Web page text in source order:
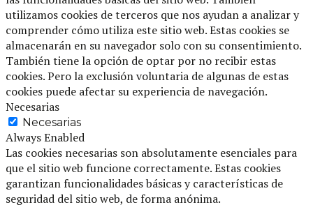
utilizamos cookies de terceros que nos ayudan a analizar y
comprender cómo utiliza este sitio web. Estas cookies se
almacenarán en su navegador solo con su consentimiento.
También tiene la opción de optar por no recibir estas
cookies. Pero la exclusión voluntaria de algunas de estas
cookies puede afectar su experiencia de navegación.
Necesarias
Necesarias
Always Enabled
Las cookies necesarias son absolutamente esenciales para
que el sitio web funcione correctamente. Estas cookies
garantizan funcionalidades básicas y características de
seguridad del sitio web, de forma anónima.